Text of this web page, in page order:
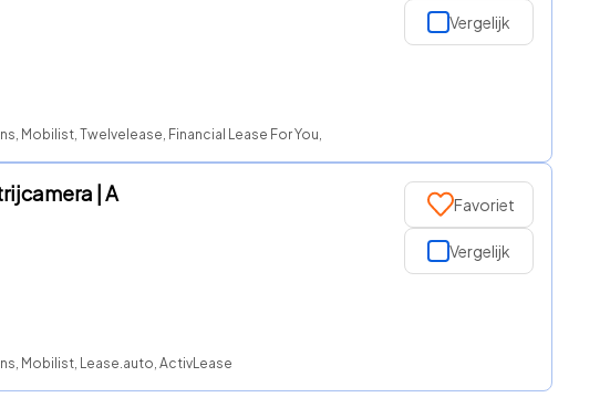
Twelvelease, Financial Lease For You, FinancialLease.nl, NationaleAutolease,
Vergelijk
| A
Mobilist, Lease.auto, ActivLease
Favoriet
Vergelijk